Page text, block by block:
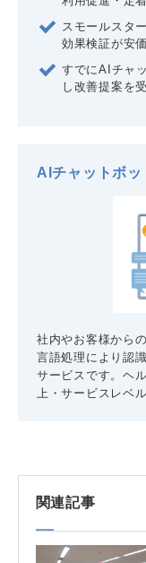
スモールスタ
効果検証が安
すでにAIチャ
し改善提案を
AIチャットボッ
社内やお客様から
言語処理により認
サービスです。ヘ
上・サービスレベ
関連記事